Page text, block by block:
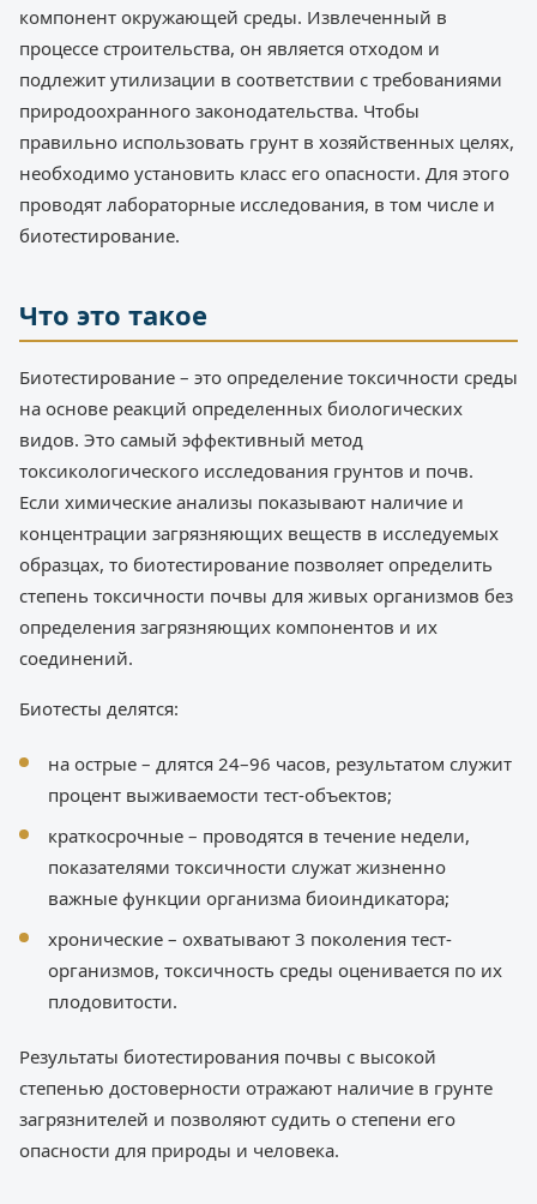
компонент окружающей среды. Извлеченный в
процессе строительства, он является отходом и
подлежит утилизации в соответствии с требованиями
природоохранного законодательства. Чтобы
правильно использовать грунт в хозяйственных целях,
необходимо установить класс его опасности. Для этого
проводят лабораторные исследования, в том числе и
биотестирование.
Что это такое
Биотестирование – это определение токсичности среды
на основе реакций определенных биологических
видов. Это самый эффективный метод
токсикологического исследования грунтов и почв.
Если химические анализы показывают наличие и
концентрации загрязняющих веществ в исследуемых
образцах, то биотестирование позволяет определить
степень токсичности почвы для живых организмов без
определения загрязняющих компонентов и их
соединений.
Биотесты делятся:
на острые – длятся 24–96 часов, результатом служит
процент выживаемости тест-объектов;
краткосрочные – проводятся в течение недели,
показателями токсичности служат жизненно
важные функции организма биоиндикатора;
хронические – охватывают 3 поколения тест-
организмов, токсичность среды оценивается по их
плодовитости.
Результаты биотестирования почвы с высокой
степенью достоверности отражают наличие в грунте
загрязнителей и позволяют судить о степени его
опасности для природы и человека.